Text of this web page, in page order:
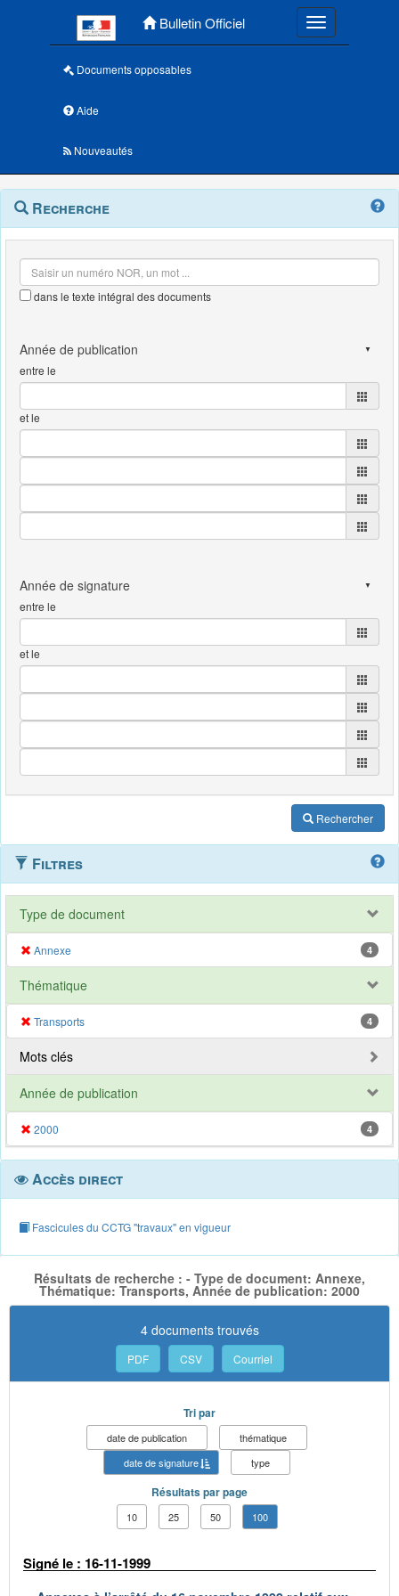
Bulletin Officiel Toggle
Documents opposables
Aide
Nouveautés
Navigation
outils
Menu
contextuel
Recherche
dans le texte intégral des documents
entre le
et le
entre le
et le
Rechercher
Filtres
Type de document
Annexe 4
Thématique
Transports 4
Mots clés
Année de publication
2000 4
Accès direct
Fascicules du CCTG "travaux" en vigueur
Résultats de recherche : - Type de document: Annexe,
Thématique: Transports, Année de publication: 2000
4 documents trouvés
PDF CSV Courriel
Tri par
date de publication
thématique
date de signature
type
Résultats par page
10 25 50 100
Signé le : 16-11-1999